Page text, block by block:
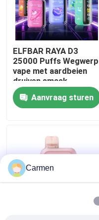
Over ons
Fabrieksreis
Kwaliteitscontrole
Vraag een offerte aan
Vozol damp
ELFBAR RAYA D3
25000 Puffs Wegwerp
vape met aardbeien
druiven smaak
Aanvraag sturen
Carmen